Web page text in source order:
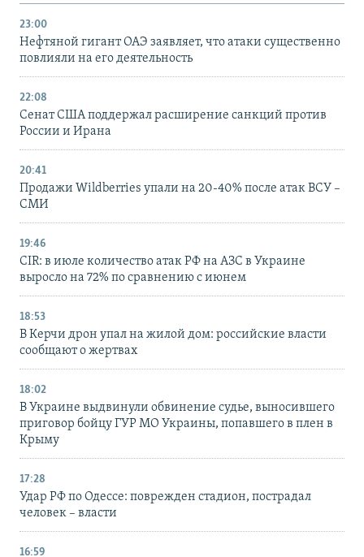
23:00
Нефтяной гигант ОАЭ заявляет, что атаки существенно
повлияли на его деятельность
22:08
Сенат США поддержал расширение санкций против
России и Ирана
20:41
Продажи Wildberries упали на 20-40% после атак ВСУ –
СМИ
19:46
CIR: в июле количество атак РФ на АЗС в Украине
выросло на 72% по сравнению с июнем
18:53
В Керчи дрон упал на жилой дом: российские власти
сообщают о жертвах
18:02
В Украине выдвинули обвинение судье, выносившего
приговор бойцу ГУР МО Украины, попавшего в плен в
Крыму
17:28
Удар РФ по Одессе: поврежден стадион, пострадал
человек – власти
16:59